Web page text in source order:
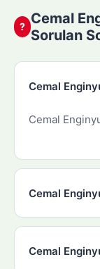
? Cemal
Sorulan
Cemal
Cemal
Cemal
Cemal